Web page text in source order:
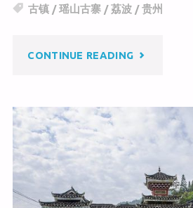
b o
古镇 /瑶山古寨 /荔波 /贵州
CONTINUE READING"荔
山